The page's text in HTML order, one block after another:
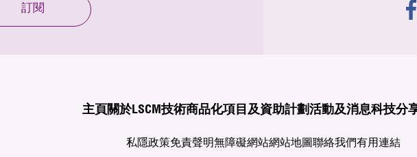
訂閱
主頁關於LSCM技術商品化項目及資助計劃活動及消息科技分
私隱政策免責聲明無障礙網站網站地圖聯絡我們有用連結